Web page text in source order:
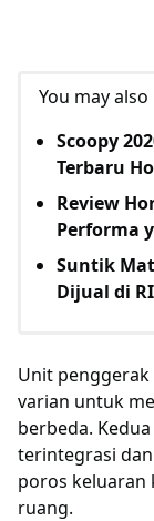
You may also
Scoopy
Terbaru
Review
Performa
Suntik
Dijual di
Unit
varian untuk
berbeda.
terintegrasi
poros keluaran
ruang.